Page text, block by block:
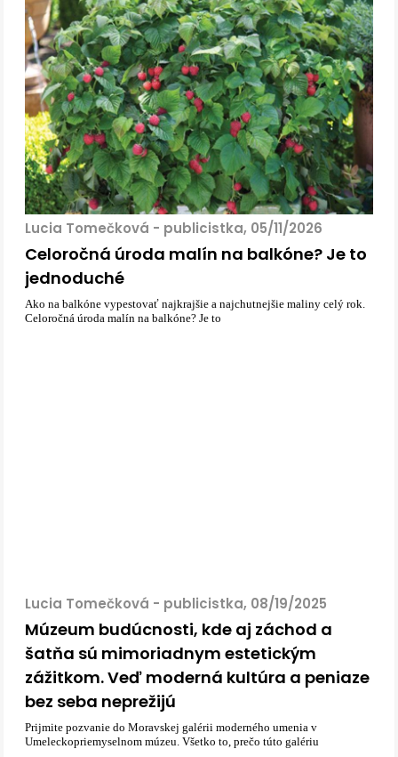
Lucia Tomečková - publicistka, 05/11/2026
Celoročná úroda malín na balkóne? Je to
jednoduché
Ako na balkóne vypestovať najkrajšie a najchutnejšie maliny celý rok.
Celoročná úroda malín na balkóne? Je to
Lucia Tomečková - publicistka, 08/19/2025
Múzeum budúcnosti, kde aj záchod a
šatňa sú mimoriadnym estetickým
zážitkom. Veď moderná kultúra a peniaze
bez seba neprežijú
Prijmite pozvanie do Moravskej galérii moderného umenia v
Umeleckopriemyselnom múzeu. Všetko to, prečo túto galériu